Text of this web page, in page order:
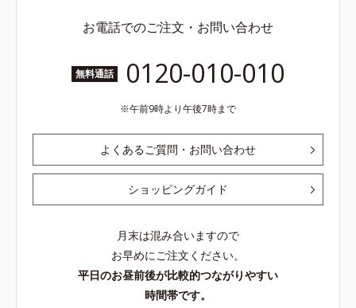
お電話でのご注文・お問い合わせ
無料通話 0120-010-010
午前9時より午後7時まで
よくあるご質問・お問い合わせ
ショッピングガイド
月末は混み合いますので
お早めにご注文ください。
平日のお昼前後が比較的つながりやすい
時間帯です。